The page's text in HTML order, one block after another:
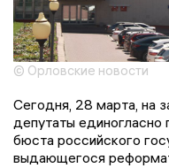
© Орловские новости
Сегодня, 28 марта, на
депутаты единогласно
бюста российского
выдающегося